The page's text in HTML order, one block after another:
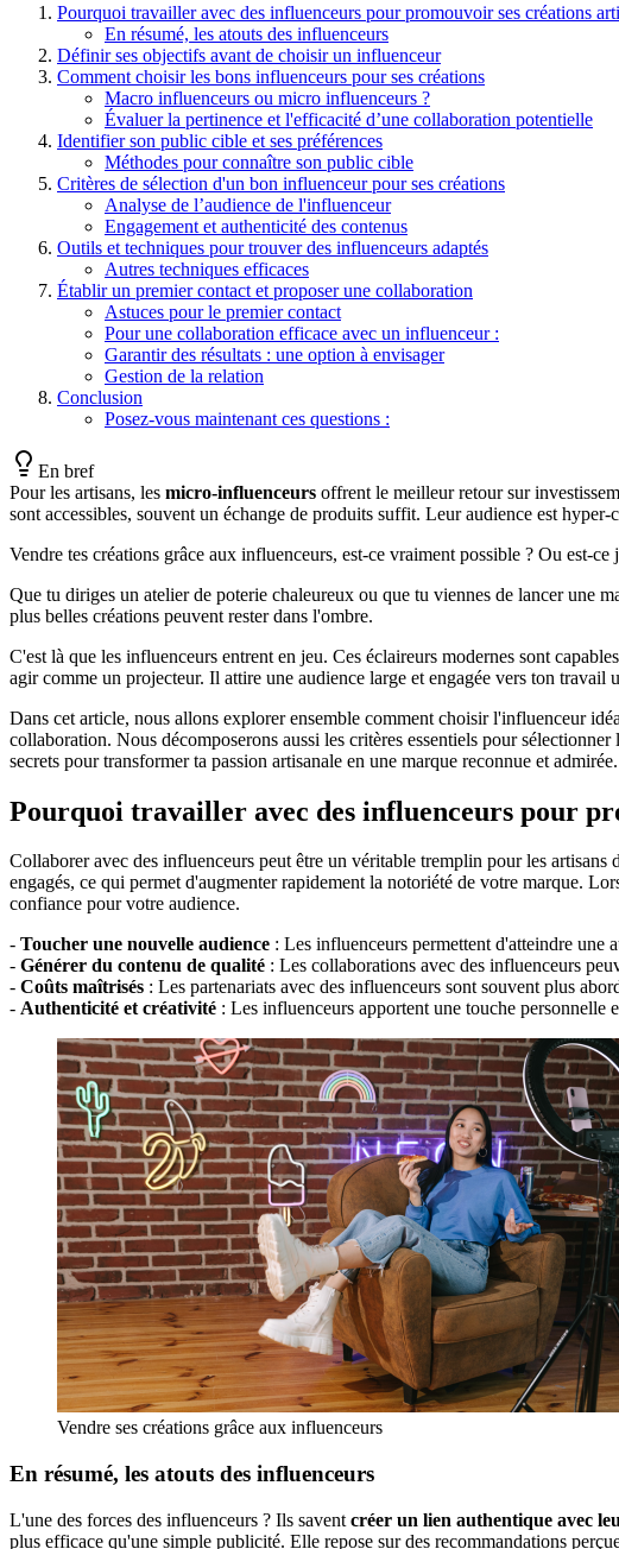
Pourquoi travailler avec des influenceurs pour promouvoir ses créations
En résumé, les atouts des influenceurs
Définir ses objectifs avant de choisir un influenceur
Comment choisir les bons influenceurs pour ses créations
Macro influenceurs ou micro influenceurs ?
Évaluer la pertinence et l'efficacité d’une collaboration potentielle
Identifier son public cible et ses préférences
Méthodes pour connaître son public cible
Critères de sélection d'un bon influenceur pour ses créations
Analyse de l’audience de l'influenceur
Engagement et authenticité des contenus
Outils et techniques pour trouver des influenceurs adaptés
Autres techniques efficaces
Établir un premier contact et proposer une collaboration
Astuces pour le premier contact
Pour une collaboration efficace avec un influenceur :
Garantir des résultats : une option à envisager
Gestion de la relation
Conclusion
Posez-vous maintenant ces questions :
En bref
Pour les artisans, les micro-influenceurs offrent le meilleur retour sur
sont accessibles, souvent un échange de produits suffit. Leur audience est hyper-
Vendre tes créations grâce aux influenceurs, est-ce vraiment possible ? Ou est-ce
Que tu diriges un atelier de poterie chaleureux ou que tu viennes de lancer une
plus belles créations peuvent rester dans l'ombre.
C'est là que les influenceurs entrent en jeu. Ces éclaireurs modernes sont
agir comme un projecteur. Il attire une audience large et engagée vers ton travail
Dans cet article, nous allons explorer ensemble comment choisir l'influenceur
collaboration. Nous décomposerons aussi les critères essentiels pour
secrets pour transformer ta passion artisanale en une marque reconnue et admirée.
Pourquoi travailler avec des influenceurs pour
Collaborer avec des influenceurs peut être un véritable tremplin pour les
engagés, ce qui permet d'augmenter rapidement la notoriété de votre marque.
confiance pour votre audience.
- Toucher une nouvelle audience : Les influenceurs permettent d'atteindre une
- Générer du contenu de qualité : Les collaborations avec des influenceurs
- Coûts maîtrisés : Les partenariats avec des influenceurs sont souvent plus
- Authenticité et créativité : Les influenceurs apportent une touche
Vendre ses créations grâce aux influenceurs
En résumé, les atouts des influenceurs
L'une des forces des influenceurs ? Ils savent créer un lien authentique avec
plus efficace qu'une simple publicité. Elle repose sur des recommandations